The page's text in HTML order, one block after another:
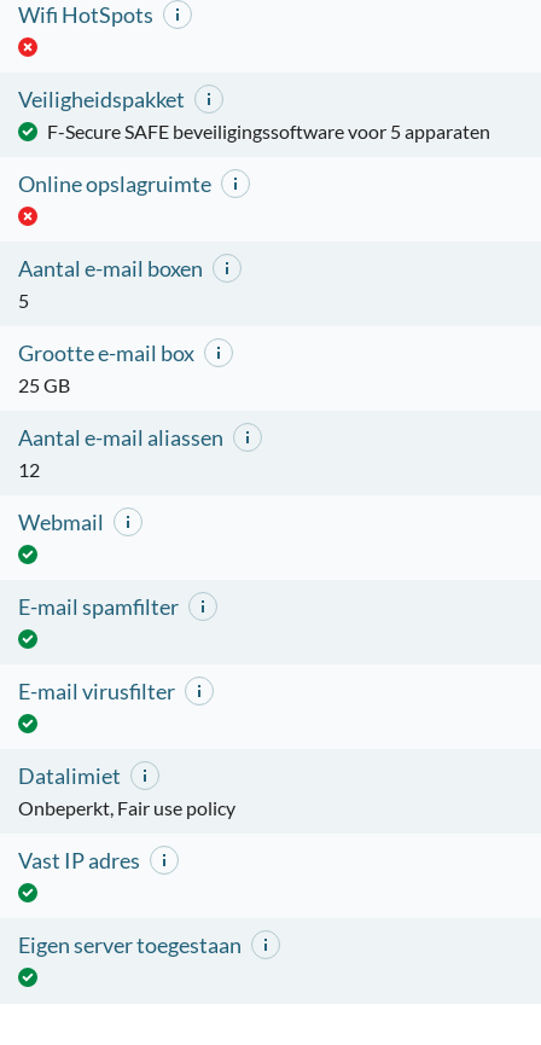
Wifi HotSpots
Veiligheidspakket
F-Secure SAFE beveiligingssoftware voor 5 apparaten
Online opslagruimte
Aantal e-mail boxen
5
Grootte e-mail box
25 GB
Aantal e-mail aliassen
12
Webmail
E-mail spamfilter
E-mail virusfilter
Datalimiet
Onbeperkt, Fair use policy
Vast IP adres
Eigen server toegestaan